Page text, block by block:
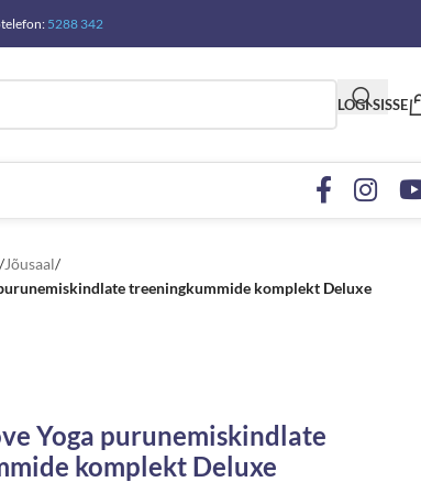
5288 342
LOGI SISSE
/Jõusaal/
treeningkummide komplekt Deluxe
Yoga purunemiskindlate
komplekt Deluxe